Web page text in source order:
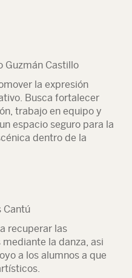
Guzmán Castillo
la expresión
Busca fortalecer
trabajo en equipo y
espacio seguro para la
dentro de la
Cantú
recuperar las
la danza, asi
a los alumnos a que